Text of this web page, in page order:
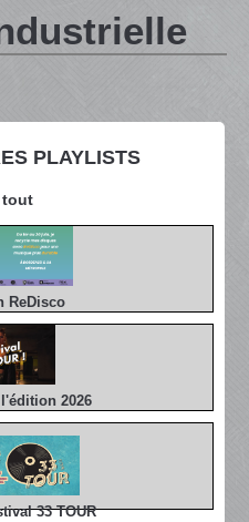
PLAYLISTS
tout
ReDisco
2026
33 TOUR